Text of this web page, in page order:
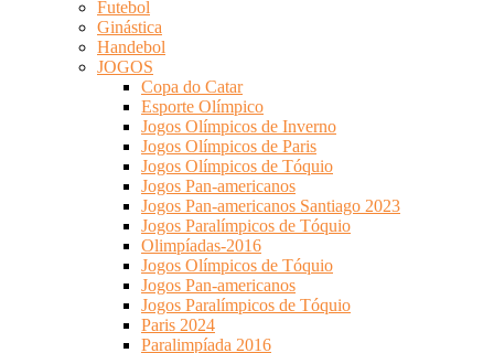
Futebol
Ginástica
Handebol
JOGOS
Copa do Catar
Esporte Olímpico
Jogos Olímpicos de Inverno
Jogos Olímpicos de Paris
Jogos Olímpicos de Tóquio
Jogos Pan-americanos
Jogos Pan-americanos Santiago 2023
Jogos Paralímpicos de Tóquio
Olimpíadas-2016
Jogos Olímpicos de Tóquio
Jogos Pan-americanos
Jogos Paralímpicos de Tóquio
Paris 2024
Paralimpíada 2016